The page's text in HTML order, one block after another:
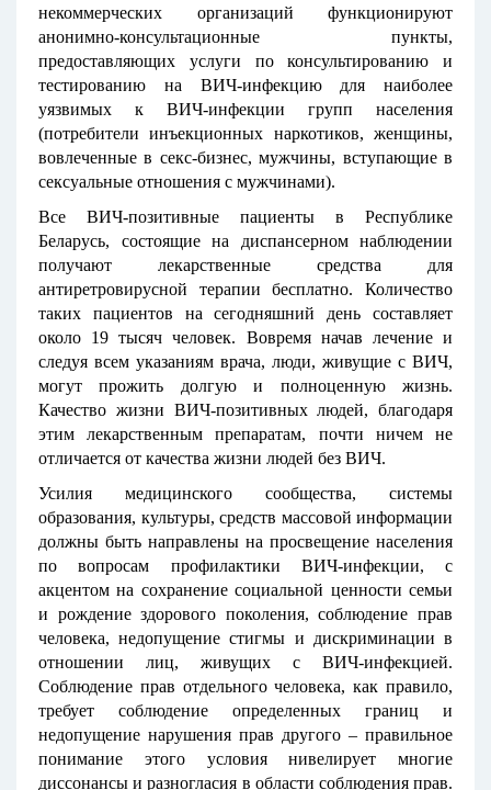
некоммерческих организаций функционируют
анонимно-консультационные пункты,
предоставляющих услуги по консультированию и
тестированию на ВИЧ-инфекцию для наиболее
уязвимых к ВИЧ-инфекции групп населения
(потребители инъекционных наркотиков, женщины,
вовлеченные в секс-бизнес, мужчины, вступающие в
сексуальные отношения с мужчинами).
Все ВИЧ-позитивные пациенты в Республике
Беларусь, состоящие на диспансерном наблюдении
получают лекарственные средства для
антиретровирусной терапии бесплатно. Количество
таких пациентов на сегодняшний день составляет
около 19 тысяч человек. Вовремя начав лечение и
следуя всем указаниям врача, люди, живущие с ВИЧ,
могут прожить долгую и полноценную жизнь.
Качество жизни ВИЧ-позитивных людей, благодаря
этим лекарственным препаратам, почти ничем не
отличается от качества жизни людей без ВИЧ.
Усилия медицинского сообщества, системы
образования, культуры, средств массовой информации
должны быть направлены на просвещение населения
по вопросам профилактики ВИЧ-инфекции, с
акцентом на сохранение социальной ценности семьи
и рождение здорового поколения, соблюдение прав
человека, недопущение стигмы и дискриминации в
отношении лиц, живущих с ВИЧ-инфекцией.
Соблюдение прав отдельного человека, как правило,
требует соблюдение определенных границ и
недопущение нарушения прав другого – правильное
понимание этого условия нивелирует многие
диссонансы и разногласия в области соблюдения прав.